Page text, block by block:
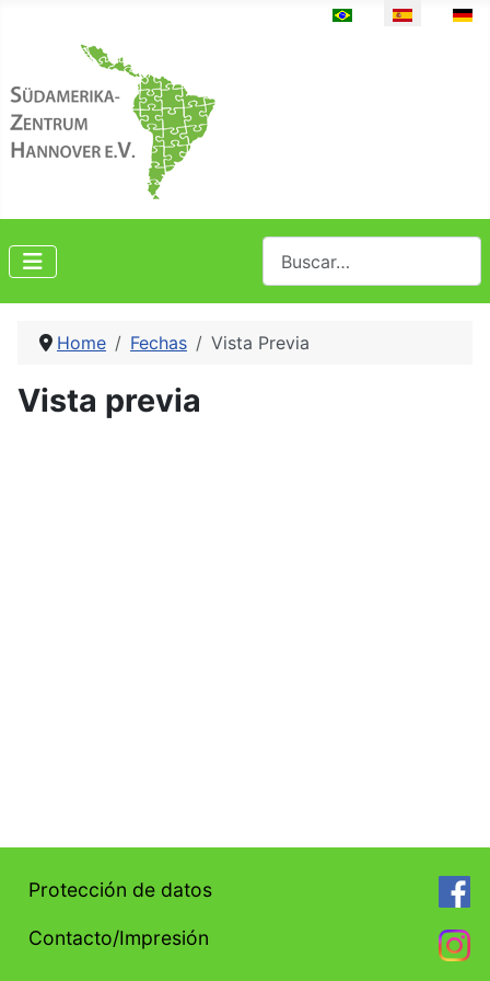
Home Fechas Vista Previa
Vista previa
Protección de datos
Contacto/Impresión